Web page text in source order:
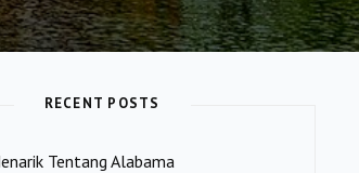
RECENT POSTS
Tentang Alabama